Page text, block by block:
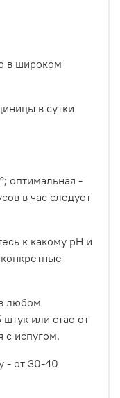
в широком
в сутки
оптимальная -
в час следует
к какому pH и
любом
штук или стае от
с испугом.
- от 30-40